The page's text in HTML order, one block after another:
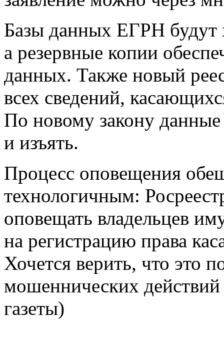
Базы данных ЕГРН будут
а резервные копии
данных. Также новый
всех сведений,
По новому закону данные
и изъять.
Процесс оповещения
технологичным:
оповещать владельцев
на регистрацию права
Хочется верить, что это
мошеннических
газеты)